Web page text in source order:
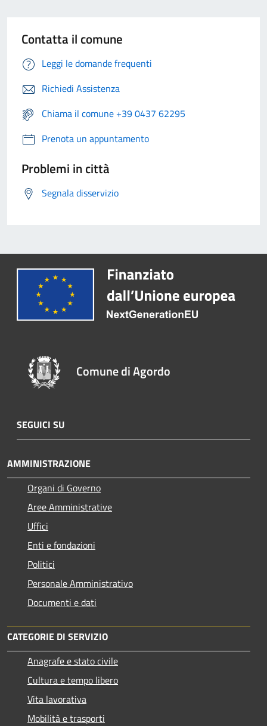
Contatta il comune
Leggi le domande frequenti
Richiedi Assistenza
Chiama il comune +39 0437 62295
Prenota un appuntamento
Problemi in città
Segnala disservizio
Comune di Agordo
SEGUICI SU
AMMINISTRAZIONE
Organi di Governo
Aree Amministrative
Uffici
Enti e fondazioni
Politici
Personale Amministrativo
Documenti e dati
CATEGORIE DI SERVIZIO
Anagrafe e stato civile
Cultura e tempo libero
Vita lavorativa
Mobilità e trasporti